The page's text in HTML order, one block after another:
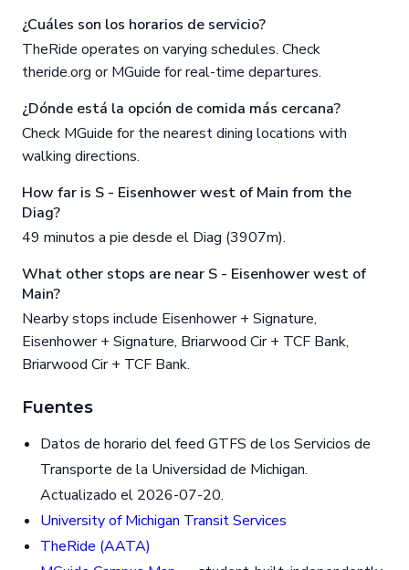
¿Cuáles son los horarios de servicio?
TheRide operates on varying schedules. Check
theride.org or MGuide for real-time departures.
¿Dónde está la opción de comida más cercana?
Check MGuide for the nearest dining locations with
walking directions.
How far is S - Eisenhower west of Main from the
Diag?
49 minutos a pie desde el Diag (3907m).
What other stops are near S - Eisenhower west of
Main?
Nearby stops include Eisenhower + Signature,
Eisenhower + Signature, Briarwood Cir + TCF Bank,
Briarwood Cir + TCF Bank.
Fuentes
Datos de horario del feed GTFS de los Servicios de
Transporte de la Universidad de Michigan.
Actualizado el 2026-07-20.
University of Michigan Transit Services
TheRide (AATA)